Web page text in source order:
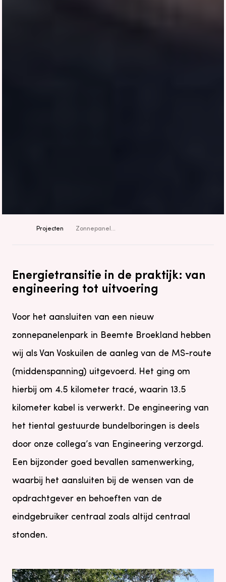
Projecten Zonnepanelenpark Beemte Broekland
Energietransitie in de praktijk: van
engineering tot uitvoering
Voor het aansluiten van een nieuw
zonnepanelenpark in Beemte Broekland hebben
wij als Van Voskuilen de aanleg van de MS-route
(middenspanning) uitgevoerd. Het ging om
hierbij om 4.5 kilometer tracé, waarin 13.5
kilometer kabel is verwerkt. De engineering van
het tiental gestuurde bundelboringen is deels
door onze collega’s van Engineering verzorgd.
Een bijzonder goed bevallen samenwerking,
waarbij het aansluiten bij de wensen van de
opdrachtgever en behoeften van de
eindgebruiker centraal zoals altijd centraal
stonden.